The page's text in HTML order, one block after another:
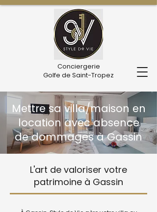
Conciergerie
Golfe de Saint-Tropez
Mettre sa villa/maison en
location avec absence
de dommages à Gassin
L'art de valoriser votre
patrimoine à Gassin